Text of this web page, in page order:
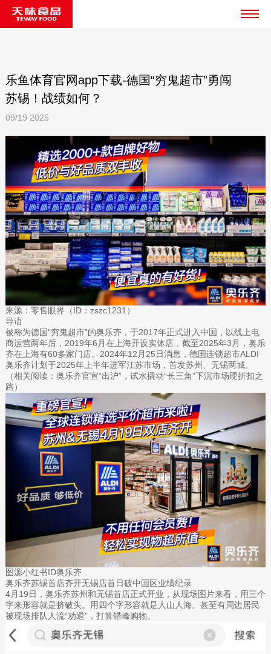
乐鱼体育官网app下载-德国“穷鬼超市”勇闯
苏锡！战绩如何？
09/19 2025
来源：零售眼界（ID：zszc1231）
导语
被称为德国“穷鬼超市”的奥乐齐，于2017年正式进入中国，以线上电
商运营两年后，2019年6月在上海开设实体店，截至2025年3月，奥乐
齐在上海有60多家门店。2024年12月25日消息，德国连锁超市ALDI
奥乐齐计划于2025年上半年进军江苏市场，首发苏州、无锡两城。
（相关阅读：奥乐齐官宣“出沪”，试水撬动“长三角”下沉市场硬折扣之
路）
图源小红书ID奥乐齐
奥乐齐苏锡首店齐开无锡店首日破中国区业绩纪录
4月19日，奥乐齐苏州和无锡首店正式开业，从现场图片来看，用三个
字来形容就是挤破头。用四个字形容就是人山人海。甚至有周边居民
被现场排队人流“劝退”，打算错峰购物。